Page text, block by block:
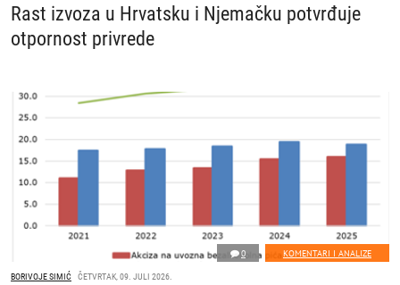
Rast izvoza u Hrvatsku i Njemačku potvrđuje
otpornost privrede
0 KOMENTARI I ANALIZE
BORIVOJE SIMIĆ ČETVRTAK, 09. JULI 2026.